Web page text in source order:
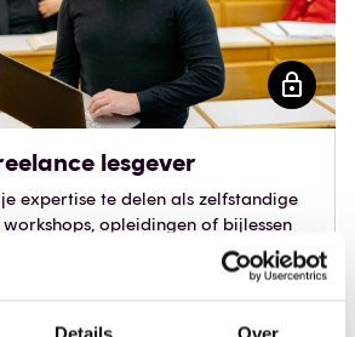
Details Over
lesgever
expertise te delen als zelfstandige
opleidingen of bijlessen
lesgeven biedt je de vrijheid om je